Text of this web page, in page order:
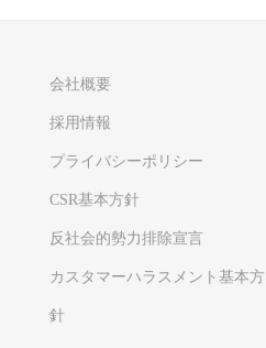
会社概要
採用情報
プライバシーポリシー
CSR基本方針
反社会的勢力排除宣言
カスタマーハラスメント基本方
針